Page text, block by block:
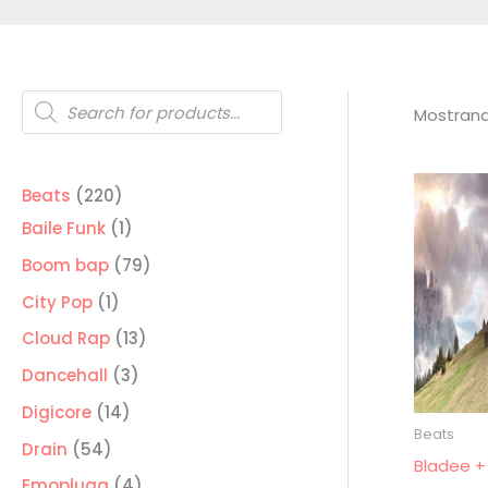
Búsqueda
de
productos
Beats 220220
productos
Baile Funk 11
producto
Boom bap 7979
City Pop 11
producto
Cloud Rap 1313
Dancehall 33
Digicore 1414
Drain 5454
productos
Beats
Bladee